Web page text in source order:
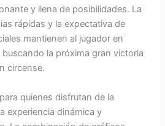
y llena de posibilidades. La
rápidas y la expectativa de
mantienen al jugador en
la próxima gran victoria
circense.
quienes disfrutan de la
experiencia dinámica y